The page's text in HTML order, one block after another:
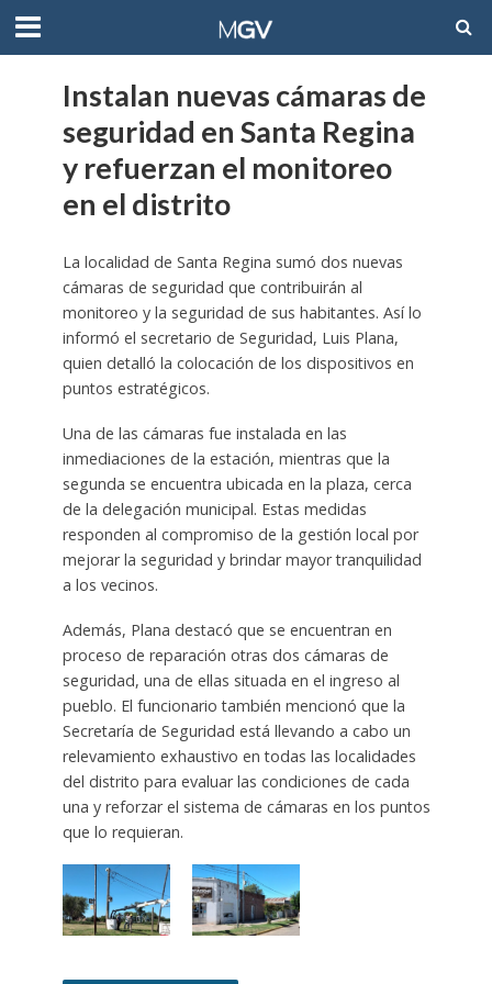
Instalan nuevas cámaras de
seguridad en Santa Regina
y refuerzan el monitoreo
en el distrito
La localidad de Santa Regina sumó dos nuevas
cámaras de seguridad que contribuirán al
monitoreo y la seguridad de sus habitantes. Así lo
informó el secretario de Seguridad, Luis Plana,
quien detalló la colocación de los dispositivos en
puntos estratégicos.
Una de las cámaras fue instalada en las
inmediaciones de la estación, mientras que la
segunda se encuentra ubicada en la plaza, cerca
de la delegación municipal. Estas medidas
responden al compromiso de la gestión local por
mejorar la seguridad y brindar mayor tranquilidad
a los vecinos.
Además, Plana destacó que se encuentran en
proceso de reparación otras dos cámaras de
seguridad, una de ellas situada en el ingreso al
pueblo. El funcionario también mencionó que la
Secretaría de Seguridad está llevando a cabo un
relevamiento exhaustivo en todas las localidades
del distrito para evaluar las condiciones de cada
una y reforzar el sistema de cámaras en los puntos
que lo requieran.